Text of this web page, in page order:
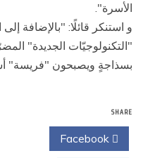
الأسرة".
و استنكر قائلًا: "بالإضافة
"التكنولوجيّات الجديدة"
بسذاجةٍ ويصبحون "فريسة"
SHARE